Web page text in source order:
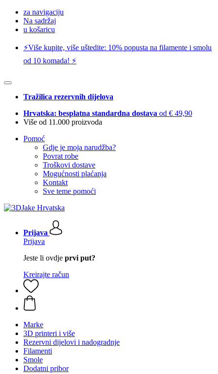
za navigaciju
Na sadržaj
u košaricu
⚡️Više kupite, više uštedite: 10% popusta na filamente i smolu
od 10 komada! ⚡️
Tražilica rezervnih dijelova
Hrvatska: besplatna standardna dostava od € 49,90
Više od 11.000 proizvoda
Pomoć
Gdje je moja narudžba?
Povrat robe
Troškovi dostave
Mogućnosti plaćanja
Kontakt
Sve teme pomoći
Prijava
Prijava
Jeste li ovdje prvi put?
Kreirajte račun
Marke
3D printeri i više
Rezervni dijelovi i nadogradnje
Filamenti
Smole
Dodatni pribor